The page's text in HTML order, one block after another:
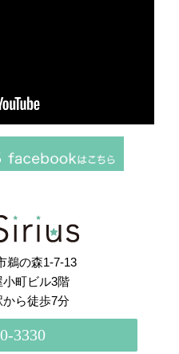
Instagram でフォロー
鵜の森1-7-13
町ビル3階
ら徒歩7分
3330